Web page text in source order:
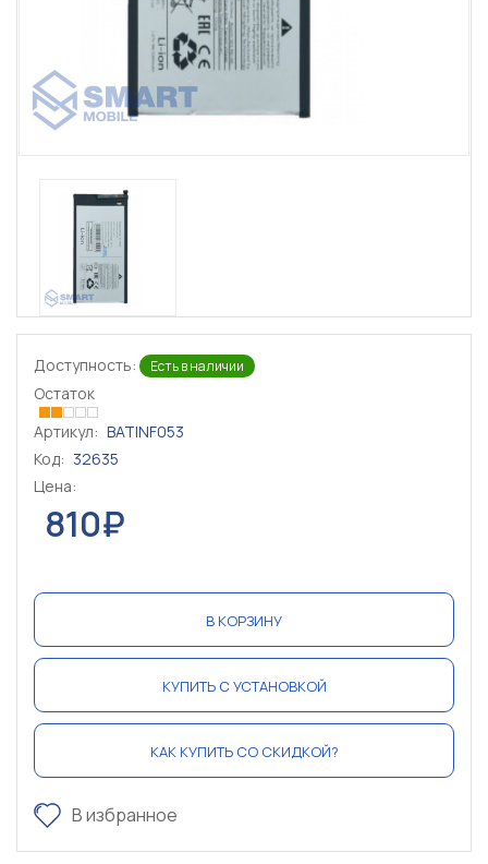
Доступность: Есть в наличии
Остаток
Артикул: BATINF053
Код: 32635
Цена:
810₽
В КОРЗИНУ
КУПИТЬ С УСТАНОВКОЙ
КАК КУПИТЬ СО СКИДКОЙ?
В избранное